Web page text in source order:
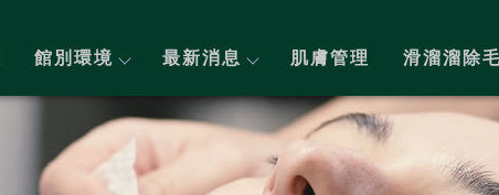
館別環境 最新消息 肌膚管理 滑溜溜除